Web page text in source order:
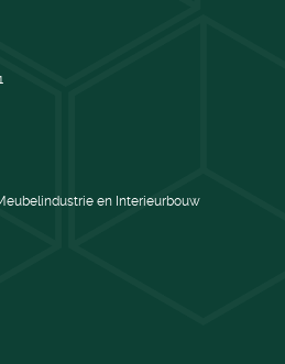
en Interieurbouw